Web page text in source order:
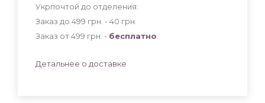
Укрпочтой до отделения:
Заказ до 499 грн. - 40 грн
Заказ от 499 грн. - бесплатно
Детальнее о доставке